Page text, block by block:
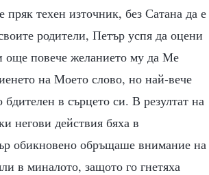
техен източник, без Сатана да е
родители, Петър успя да оцени
още повече желанието му да Ме
на Моето слово, но най-вече
в сърцето си. В резултат на
негови действия бяха в
обикновено обръщаше внимание на
в миналото, защото го гнетяха